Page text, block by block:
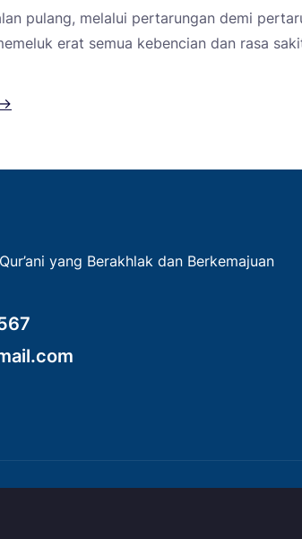
pulang, melalui pertarungan demi
erat semua kebencian dan rasa
yang Berakhlak dan Berkemajuan